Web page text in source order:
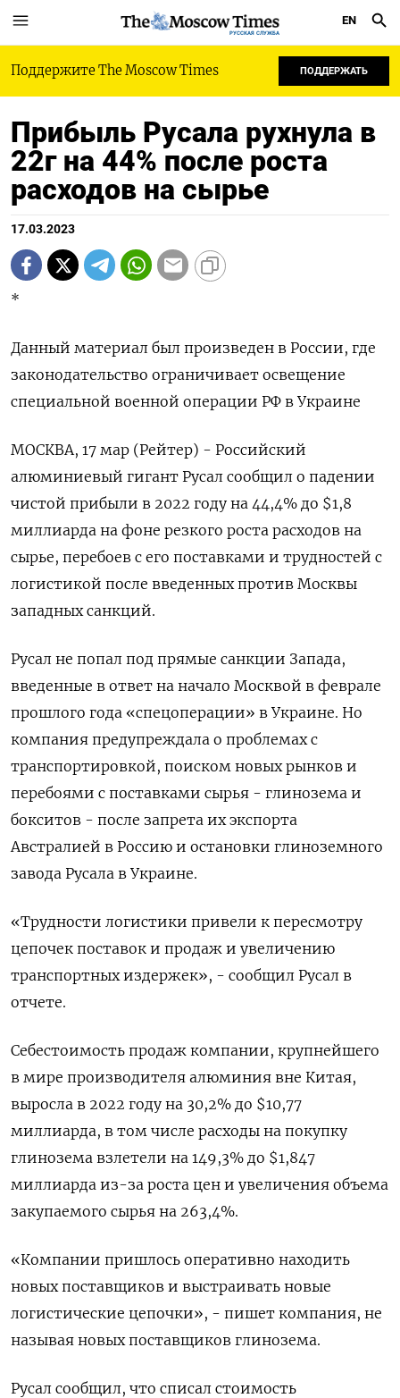
РУССКАЯ СЛУЖБА
EN
Поддержите The Moscow Times ПОДДЕРЖАТЬ
Прибыль Русала рухнула в
22г на 44% после роста
расходов на сырье
17.03.2023
*
Данный материал был произведен в России, где
законодательство ограничивает освещение
специальной военной операции РФ в Украине
МОСКВА, 17 мар (Рейтер) - Российский
алюминиевый гигант Русал сообщил о падении
чистой прибыли в 2022 году на 44,4% до $1,8
миллиарда на фоне резкого роста расходов на
сырье, перебоев с его поставками и трудностей с
логистикой после введенных против Москвы
западных санкций.
Русал не попал под прямые санкции Запада,
введенные в ответ на начало Москвой в феврале
прошлого года «спецоперации» в Украине. Но
компания предупреждала о проблемах с
транспортировкой, поиском новых рынков и
перебоями с поставками сырья - глинозема и
бокситов - после запрета их экспорта
Австралией в Россию и остановки глиноземного
завода Русала в Украине.
«Трудности логистики привели к пересмотру
цепочек поставок и продаж и увеличению
транспортных издержек», - сообщил Русал в
отчете.
Себестоимость продаж компании, крупнейшего
в мире производителя алюминия вне Китая,
выросла в 2022 году на 30,2% до $10,77
миллиарда, в том числе расходы на покупку
глинозема взлетели на 149,3% до $1,847
миллиарда из-за роста цен и увеличения объема
закупаемого сырья на 263,4%.
«Компании пришлось оперативно находить
новых поставщиков и выстраивать новые
логистические цепочки», - пишет компания, не
называя новых поставщиков глинозема.
Русал сообщил, что списал стоимость